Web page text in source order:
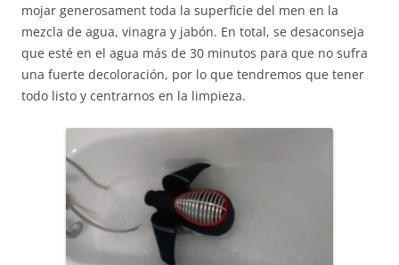
mojar generosament toda la superficie del men en la
mezcla de agua, vinagra y jabón. En total, se desaconseja
que esté en el agua más de 30 minutos para que no sufra
una fuerte decoloración, por lo que tendremos que tener
todo listo y centrarnos en la limpieza.